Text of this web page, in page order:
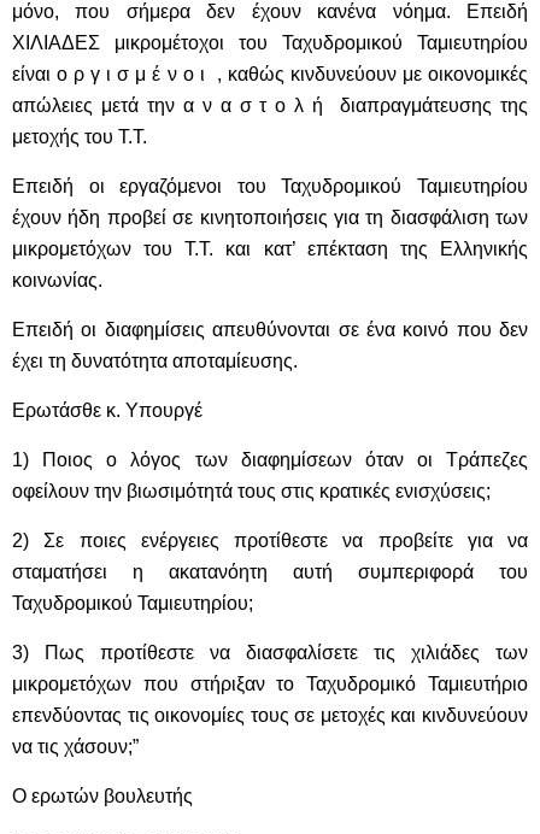
μόνο, που σήμερα δεν έχουν κανένα νόημα. Επειδή
ΧΙΛΙΑΔΕΣ μικρομέτοχοι του Ταχυδρομικού Ταμιευτηρίου
είναι ο ρ γ ι σ μ έ ν ο ι , καθώς κινδυνεύουν με οικονομικές
απώλειες μετά την α ν α σ τ ο λ ή διαπραγμάτευσης της
μετοχής του Τ.Τ.
Επειδή οι εργαζόμενοι του Ταχυδρομικού Ταμιευτηρίου
έχουν ήδη προβεί σε κινητοποιήσεις για τη διασφάλιση των
μικρομετόχων του Τ.Τ. και κατ’ επέκταση της Ελληνικής
κοινωνίας.
Επειδή οι διαφημίσεις απευθύνονται σε ένα κοινό που δεν
έχει τη δυνατότητα αποταμίευσης.
Ερωτάσθε κ. Υπουργέ
1) Ποιος ο λόγος των διαφημίσεων όταν οι Τράπεζες
οφείλουν την βιωσιμότητά τους στις κρατικές ενισχύσεις;
2) Σε ποιες ενέργειες προτίθεστε να προβείτε για να
σταματήσει η ακατανόητη αυτή συμπεριφορά του
Ταχυδρομικού Ταμιευτηρίου;
3) Πως προτίθεστε να διασφαλίσετε τις χιλιάδες των
μικρομετόχων που στήριξαν το Ταχυδρομικό Ταμιευτήριο
επενδύοντας τις οικονομίες τους σε μετοχές και κινδυνεύουν
να τις χάσουν;”
Ο ερωτών βουλευτής